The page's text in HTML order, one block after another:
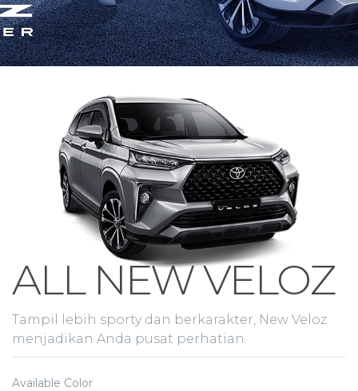
ALL NEW VELOZ
Tampil lebih sporty dan berkarakter, New Veloz
menjadikan Anda pusat perhatian.
Available Color